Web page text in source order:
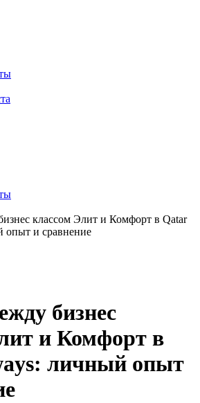
классом Элит и Комфорт в Qatar
опыт и сравнение
бизнес
и Комфорт в
личный опыт